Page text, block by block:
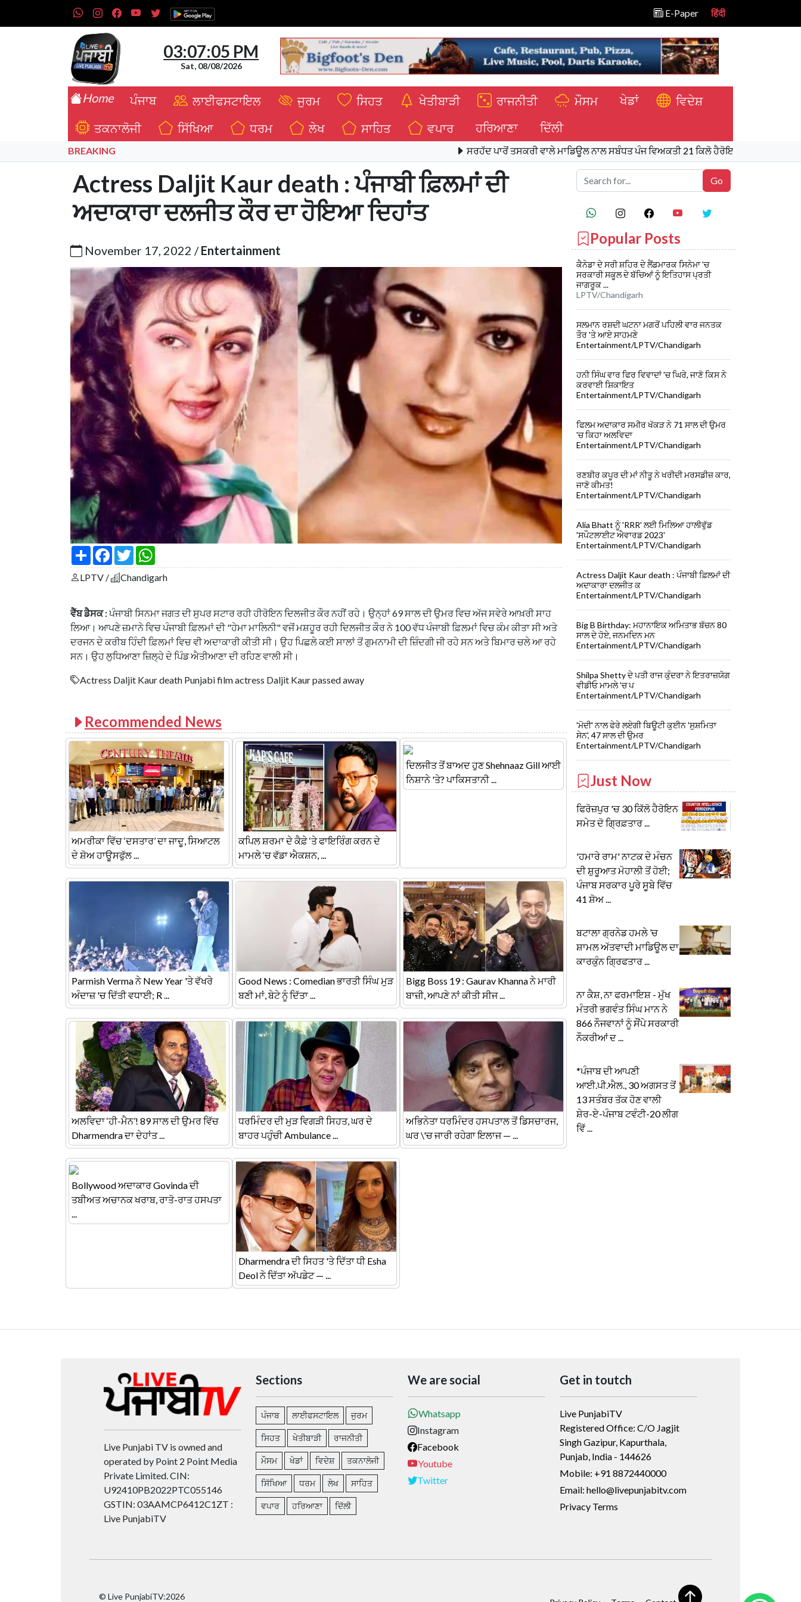
E-Paper हिंदी
03:07:06 PM
Sat, 08/08/2026
Home ਪੰਜਾਬ ਲਾਈਫਸਟਾਇਲ ਜੁਰਮ ਸਿਹਤ ਖੇਤੀਬਾੜੀ ਰਾਜਨੀਤੀ ਮੌਸਮ ਖੇਡਾਂ
ਵਿਦੇਸ਼
ਤਕਨਾਲੋਜੀ
ਸਿੱਖਿਆ ਧਰਮ ਲੇਖ ਸਾਹਿਤ ਵਪਾਰ ਹਰਿਆਣਾ ਦਿੱਲੀ
BREAKING ਸਰਹੱਦ ਪਾਰੋਂ ਤਸਕਰੀ ਵਾਲੇ ਮਾਡਿਊਲ ਨਾਲ ਸਬੰਧਤ ਪੰਜ ਵਿਅਕਤੀ 21 ਕਿਲੋ ਹੈਰੋਇਨ, 970 ਗ੍ਰਾਮ ਆਈਸੀਈ
Actress Daljit Kaur death : ਪੰਜਾਬੀ ਫ਼ਿਲਮਾਂ ਦੀ
ਅਦਾਕਾਰਾ ਦਲਜੀਤ ਕੌਰ ਦਾ ਹੋਇਆ ਦਿਹਾਂਤ
November 17, 2022 /Entertainment
S
a
r
F
c
e
o
k
T
w
i
t
r
a
t
p
p
LPTV / Chandigarh
ਵੈੱਬ ਡੈਸਕ :ਪੰਜਾਬੀ ਸਿਨਮਾ ਜਗਤ ਦੀ ਸੁਪਰ ਸਟਾਰ ਰਹੀ ਹੀਰੋਇਨ ਦਿਲਜੀਤ ਕੌਰ ਨਹੀਂ ਰਹੇ। ਉਨ੍ਹਾਂ 69 ਸਾਲ ਦੀ ਉਮਰ ਵਿਚ ਅੱਜ ਸਵੇਰੇ ਆਖ਼ਰੀ ਸਾਹ
ਲਿਆ। ਆਪਣੇ ਜ਼ਮਾਨੇ ਵਿਚ ਪੰਜਾਬੀ ਫ਼ਿਲਮਾਂ ਦੀ "ਹੇਮਾ ਮਾਲਿਨੀ" ਵਜੋਂ ਮਸ਼ਹੂਰ ਰਹੀ ਦਿਲਜੀਤ ਕੌਰ ਨੇ 100 ਵੱਧ ਪੰਜਾਬੀ ਫ਼ਿਲਮਾਂ ਵਿਚ ਕੰਮ ਕੀਤਾ ਸੀ ਅਤੇ
ਦਰਜਨ ਦੇ ਕਰੀਬ ਹਿੰਦੀ ਫ਼ਿਲਮਾਂ ਵਿਚ ਵੀ ਅਦਾਕਾਰੀ ਕੀਤੀ ਸੀ। ਉਹ ਪਿਛਲੇ ਕਈ ਸਾਲਾਂ ਤੋਂ ਗੁਮਨਾਮੀ ਦੀ ਜ਼ਿੰਦਗੀ ਜੀ ਰਹੇ ਸਨ ਅਤੇ ਬਿਮਾਰ ਚਲੇ ਆ ਰਹੇ
ਸਨ। ਉਹ ਲੁਧਿਆਣਾ ਜ਼ਿਲ੍ਹੇ ਦੇ ਪਿੰਡ ਐਤੀਆਣਾ ਦੀ ਰਹਿਣ ਵਾਲੀ ਸੀ।
Actress Daljit Kaur death Punjabi film actress Daljit Kaur passed away
Recommended News
ਅਮਰੀਕਾ ਵਿੱਚ ‘ਦਸਤਾਰ’ ਦਾ ਜਾਦੂ, ਸਿਆਟਲ
ਦੇ ਸ਼ੋਅ ਹਾਊਸਫੁੱਲ ...
ਕਪਿਲ ਸ਼ਰਮਾ ਦੇ ਕੈਫ਼ੇ ‘ਤੇ ਫਾਇਰਿੰਗ ਕਰਨ ਦੇ
ਮਾਮਲੇ ‘ਚ ਵੱਡਾ ਐਕਸ਼ਨ, ...
ਦਿਲਜੀਤ ਤੋਂ ਬਾਅਦ ਹੁਣ Shehnaaz Gill ਆਈ
ਨਿਸ਼ਾਨੇ 'ਤੇ? ਪਾਕਿਸਤਾਨੀ ...
Parmish Verma ਨੇ New Year 'ਤੇ ਵੱਖਰੇ
ਅੰਦਾਜ਼ 'ਚ ਦਿੱਤੀ ਵਧਾਈ; R ...
Good News : Comedian ਭਾਰਤੀ ਸਿੰਘ ਮੁੜ
ਬਣੀ ਮਾਂ, ਬੇਟੇ ਨੂੰ ਦਿੱਤਾ ...
Bigg Boss 19 : Gaurav Khanna ਨੇ ਮਾਰੀ
ਬਾਜ਼ੀ, ਆਪਣੇ ਨਾਂ ਕੀਤੀ ਸੀਜ ...
ਅਲਵਿਦਾ ‘ਹੀ-ਮੈਨ’! 89 ਸਾਲ ਦੀ ਉਮਰ ਵਿੱਚ
Dharmendra ਦਾ ਦੇਹਾਂਤ ...
ਧਰਮਿੰਦਰ ਦੀ ਮੁੜ ਵਿਗੜੀ ਸਿਹਤ, ਘਰ ਦੇ
ਬਾਹਰ ਪਹੁੰਚੀ Ambulance ...
ਅਭਿਨੇਤਾ ਧਰਮਿੰਦਰ ਹਸਪਤਾਲ ਤੋਂ ਡਿਸਚਾਰਜ,
ਘਰ \'ਚ ਜਾਰੀ ਰਹੇਗਾ ਇਲਾਜ — ...
Bollywood ਅਦਾਕਾਰ Govinda ਦੀ
ਤਬੀਅਤ ਅਚਾਨਕ ਖਰਾਬ, ਰਾਤੋ-ਰਾਤ ਹਸਪਤਾ
...
Dharmendra ਦੀ ਸਿਹਤ 'ਤੇ ਦਿੱਤਾ ਧੀ Esha
Deol ਨੇ ਦਿੱਤਾ ਅੱਪਡੇਟ — ...
Popular Posts
ਕੈਨੇਡਾ ਦੇ ਸਰੀ ਸ਼ਹਿਰ ਦੇ ਲੈਂਡਮਾਰਕ ਸਿਨੇਮਾ 'ਚ
ਸਰਕਾਰੀ ਸਕੂਲ ਦੇ ਬੱਚਿਆਂ ਨੂੰ ਇਤਿਹਾਸ ਪ੍ਰਤੀ
ਜਾਗਰੂਕ ...
LPTV/Chandigarh
ਸਲਮਾਨ ਰਸ਼ਦੀ ਘਟਨਾ ਮਗਰੋਂ ਪਹਿਲੀ ਵਾਰ ਜਨਤਕ
ਤੌਰ 'ਤੇ ਆਏ ਸਾਹਮਣੇ
Entertainment/LPTV/Chandigarh
ਹਨੀ ਸਿੰਘ ਵਾਰ ਫਿਰ ਵਿਵਾਦਾਂ 'ਚ ਘਿਰੇ, ਜਾਣੋ ਕਿਸ ਨੇ
ਕਰਵਾਈ ਸ਼ਿਕਾਇਤ
Entertainment/LPTV/Chandigarh
ਫਿਲਮ ਅਦਾਕਾਰ ਸਮੀਰ ਖੱਕੜ ਨੇ 71 ਸਾਲ ਦੀ ਉਮਰ
'ਚ ਕਿਹਾ ਅਲਵਿਦਾ
Entertainment/LPTV/Chandigarh
ਰਣਬੀਰ ਕਪੂਰ ਦੀ ਮਾਂ ਨੀਤੂ ਨੇ ਖਰੀਦੀ ਮਰਸਡੀਜ਼ ਕਾਰ,
ਜਾਣੋ ਕੀਮਤ!
Entertainment/LPTV/Chandigarh
Alia Bhatt ਨੂੰ 'RRR' ਲਈ ਮਿਲਿਆ ਹਾਲੀਵੁੱਡ
'ਸਪੌਟਲਾਈਟ ਐਵਾਰਡ 2023'
Entertainment/LPTV/Chandigarh
Actress Daljit Kaur death : ਪੰਜਾਬੀ ਫ਼ਿਲਮਾਂ ਦੀ
ਅਦਾਕਾਰਾ ਦਲਜੀਤ ਕ
Entertainment/LPTV/Chandigarh
Big B Birthday: ਮਹਾਨਾਇਕ ਅਮਿਤਾਭ ਬੱਚਨ 80
ਸਾਲ ਦੇ ਹੋਏ, ਜਨਮਦਿਨ ਮਨ
Entertainment/LPTV/Chandigarh
Shilpa Shetty ਦੇ ਪਤੀ ਰਾਜ ਕੁੰਦਰਾ ਨੇ ਇਤਰਾਜ਼ਯੋਗ
ਵੀਡੀਓ ਮਾਮਲੇ 'ਚ ਪ
Entertainment/LPTV/Chandigarh
'ਮੋਦੀ' ਨਾਲ ਫੇਰੇ ਲਏਗੀ ਬਿਊਟੀ ਕੁਈਨ 'ਸੁਸ਼ਮਿਤਾ
ਸੇਨ', 47 ਸਾਲ ਦੀ ਉਮਰ
Entertainment/LPTV/Chandigarh
Just Now
ਫਿਰੋਜ਼ਪੁਰ 'ਚ 30 ਕਿੱਲੋ ਹੈਰੋਇਨ
ਸਮੇਤ ਦੋ ਗ੍ਰਿਫ਼ਤਾਰ ...
'ਹਮਾਰੇ ਰਾਮ' ਨਾਟਕ ਦੇ ਮੰਚਨ
ਦੀ ਸ਼ੁਰੂਆਤ ਮੋਹਾਲੀ ਤੋਂ ਹੋਈ;
ਪੰਜਾਬ ਸਰਕਾਰ ਪੂਰੇ ਸੂਬੇ ਵਿੱਚ
41 ਸ਼ੋਅ ...
ਬਟਾਲਾ ਗ੍ਰਨੇਡ ਹਮਲੇ ’ਚ
ਸ਼ਾਮਲ ਅੱਤਵਾਦੀ ਮਾਡਿਊਲ ਦਾ
ਕਾਰਕੁੰਨ ਗ੍ਰਿਫਤਾਰ ...
ਨਾ ਕੈਸ਼, ਨਾ ਫਰਮਾਇਸ਼ - ਮੁੱਖ
ਮੰਤਰੀ ਭਗਵੰਤ ਸਿੰਘ ਮਾਨ ਨੇ
866 ਨੌਜਵਾਨਾਂ ਨੂੰ ਸੌਂਪੇ ਸਰਕਾਰੀ
ਨੌਕਰੀਆਂ ਦ ...
*ਪੰਜਾਬ ਦੀ ਆਪਣੀ
ਆਈ.ਪੀ.ਐਲ., 30 ਅਗਸਤ ਤੋਂ
13 ਸਤੰਬਰ ਤੱਕ ਹੋਣ ਵਾਲੀ
ਸ਼ੇਰ-ਏ-ਪੰਜਾਬ ਟਵੰਟੀ-20 ਲੀਗ
ਵਿੱ ...
Live Punjabi TV is owned and
operated by Point 2 Point Media
Private Limited. CIN:
U92410PB2022PTC055146
GSTIN: 03AAMCP6412C1ZT :
Live PunjabiTV
Sections
ਪੰਜਾਬ ਲਾਈਫਸਟਾਇਲ ਜੁਰਮ
ਸਿਹਤ ਖੇਤੀਬਾੜੀ ਰਾਜਨੀਤੀ
ਮੌਸਮ ਖੇਡਾਂ ਵਿਦੇਸ਼ ਤਕਨਾਲੋਜੀ
ਸਿੱਖਿਆ ਧਰਮ ਲੇਖ ਸਾਹਿਤ
ਵਪਾਰ ਹਰਿਆਣਾ ਦਿੱਲੀ
We are social
Whatsapp
Instagram
Facebook
Youtube
Twitter
Get in toutch
Live PunjabiTV
Registered Office: C/O Jagjit
Singh Gazipur, Kapurthala,
Punjab, India - 144626
Mobile: +91 8872440000
Email: hello@livepunjabitv.com
Privacy Terms
© Live PunjabiTV:2026